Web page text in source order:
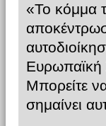
«Το κόμμα
Μπορείτε
σημαίνει